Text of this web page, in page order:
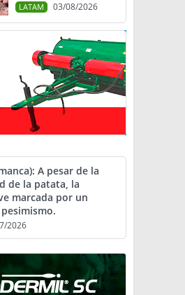
LATAM 03/08/2026
A pesar de la
de la patata, la
marcada por un
2026